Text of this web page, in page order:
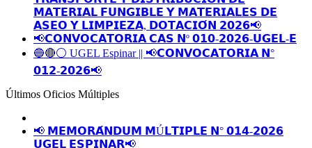
𝗠𝗔𝗧𝗘𝗥𝗜𝗔𝗟 𝗙𝗨𝗡𝗚𝗜𝗕𝗟𝗘 𝗬 𝗠𝗔𝗧𝗘𝗥𝗜𝗔𝗟𝗘𝗦 𝗗𝗘
𝗔𝗦𝗘𝗢 𝗬 𝗟𝗜𝗠𝗣𝗜𝗘𝗭𝗔, 𝗗𝗢𝗧𝗔𝗖𝗜𝗢́𝗡 𝟮𝟬𝟮𝟲📢
📢𝗖𝗢𝗡𝗩𝗢𝗖𝗔𝗧𝗢𝗥𝗜𝗔 𝗖𝗔𝗦 𝗡º 𝟬𝟭𝟬-𝟮𝟬𝟮𝟲-𝗨𝗚𝗘𝗟-𝗘
🔵🔴⚪️ UGEL Espinar || 📢𝗖𝗢𝗡𝗩𝗢𝗖𝗔𝗧𝗢𝗥𝗜𝗔 𝗡°
𝟬𝟭𝟮-𝟮𝟬𝟮𝟲📢
Últimos Oficios Múltiples
📢 𝗠𝗘𝗠𝗢𝗥𝗔́𝗡𝗗𝗨𝗠 𝗠Ú𝗟𝗧𝗜𝗣𝗟𝗘 𝗡° 𝟬𝟭𝟰-𝟮𝟬𝟮𝟲
𝗨𝗚𝗘𝗟 𝗘𝗦𝗣𝗜𝗡𝗔𝗥📢